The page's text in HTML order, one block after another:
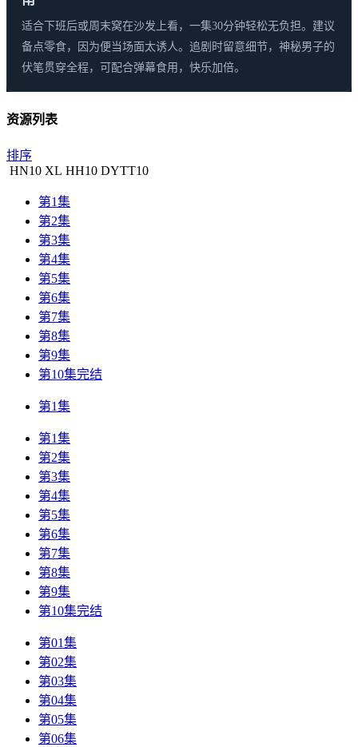
适合下班后或周末窝在沙发上看，一集30分钟轻松无负担。建议
备点零食，因为便当场面太诱人。追剧时留意细节，神秘男子的
伏笔贯穿全程，可配合弹幕食用，快乐加倍。
资源列表
排序
HN10 XL HH10 DYTT10
第1集
第2集
第3集
第4集
第5集
第6集
第7集
第8集
第9集
第10集完结
第1集
第1集
第2集
第3集
第4集
第5集
第6集
第7集
第8集
第9集
第10集完结
第01集
第02集
第03集
第04集
第05集
第06集